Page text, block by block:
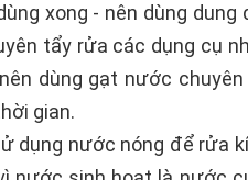
xong - nên dùng dung
tẩy rửa các dụng cụ
dùng gạt nước
gian.
nước nóng để rửa